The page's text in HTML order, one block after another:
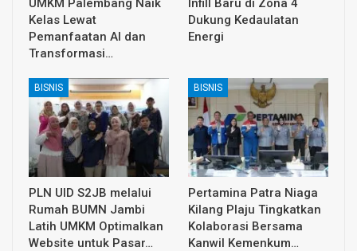
UMKM Palembang Naik
Kelas Lewat
Pemanfaatan AI dan
Transformasi…
Infill Baru di Zona 4
Dukung Kedaulatan
Energi
BISNIS
PLN UID S2JB melalui
Rumah BUMN Jambi
Latih UMKM Optimalkan
Website untuk Pasar…
BISNIS
Pertamina Patra Niaga
Kilang Plaju Tingkatkan
Kolaborasi Bersama
Kanwil Kemenkum…